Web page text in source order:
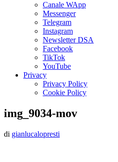
Canale WApp
Messenger
Telegram
Instagram
Newsletter DSA
Facebook
TikTok
YouTube
Privacy
Privacy Policy
Cookie Policy
img_9034-mov
Postato
di gianlucalopresti